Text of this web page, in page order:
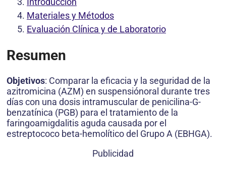
Materiales y Métodos
Evaluación Clínica y de Laboratorio
Resumen
Objetivos: Comparar la eficacia y la seguridad de la
azitromicina (AZM) en suspensiónoral durante tres
días con una dosis intramuscular de penicilina-G-
benzatínica (PGB) para el tratamiento de la
faringoamigdalitis aguda causada por el
estreptococo beta-hemolítico del Grupo A (EBHGA).
Publicidad